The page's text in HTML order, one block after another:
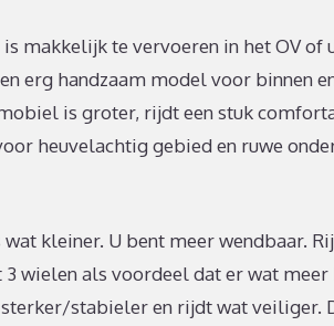
makkelijk te vervoeren in het OV of
erg handzaam model voor binnen
is groter, rijdt een stuk
heuvelachtig gebied en ruwe
kleiner. U bent meer wendbaar.
wielen als voordeel dat er wat
stabieler en rijdt wat veiliger.